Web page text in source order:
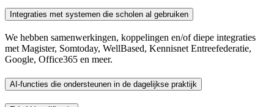
Integraties met systemen die scholen al gebruiken
We hebben samenwerkingen, koppelingen en/of diepe integraties
met Magister, Somtoday, WellBased, Kennisnet Entreefederatie,
Google, Office365 en meer.
AI-functies die ondersteunen in de dagelijkse praktijk